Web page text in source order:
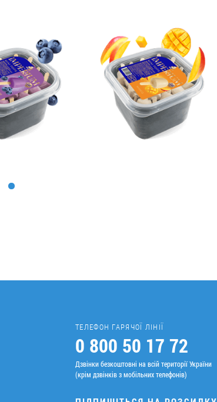
ТЕЛЕФОН ГАРЯЧОЇ ЛІНІЇ
0 800 50 17 72
Дзвінки безкоштовні на всій території України
(крім дзвінків з мобільних телефонів)